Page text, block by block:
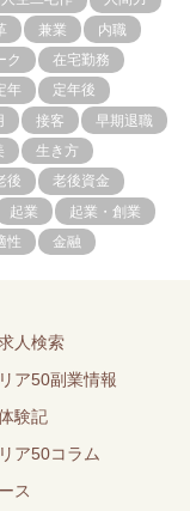
兼業
内職
ク
在宅勤務
年
定年後
接客
早期退職
生き方
後
老後資金
起業
起業・創業
性 金融
人検索
ア50副業情報
験記
ア50コラム
ス